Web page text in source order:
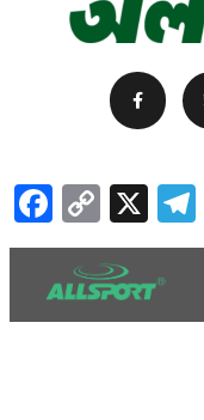
Facebook
Copy
Link
X